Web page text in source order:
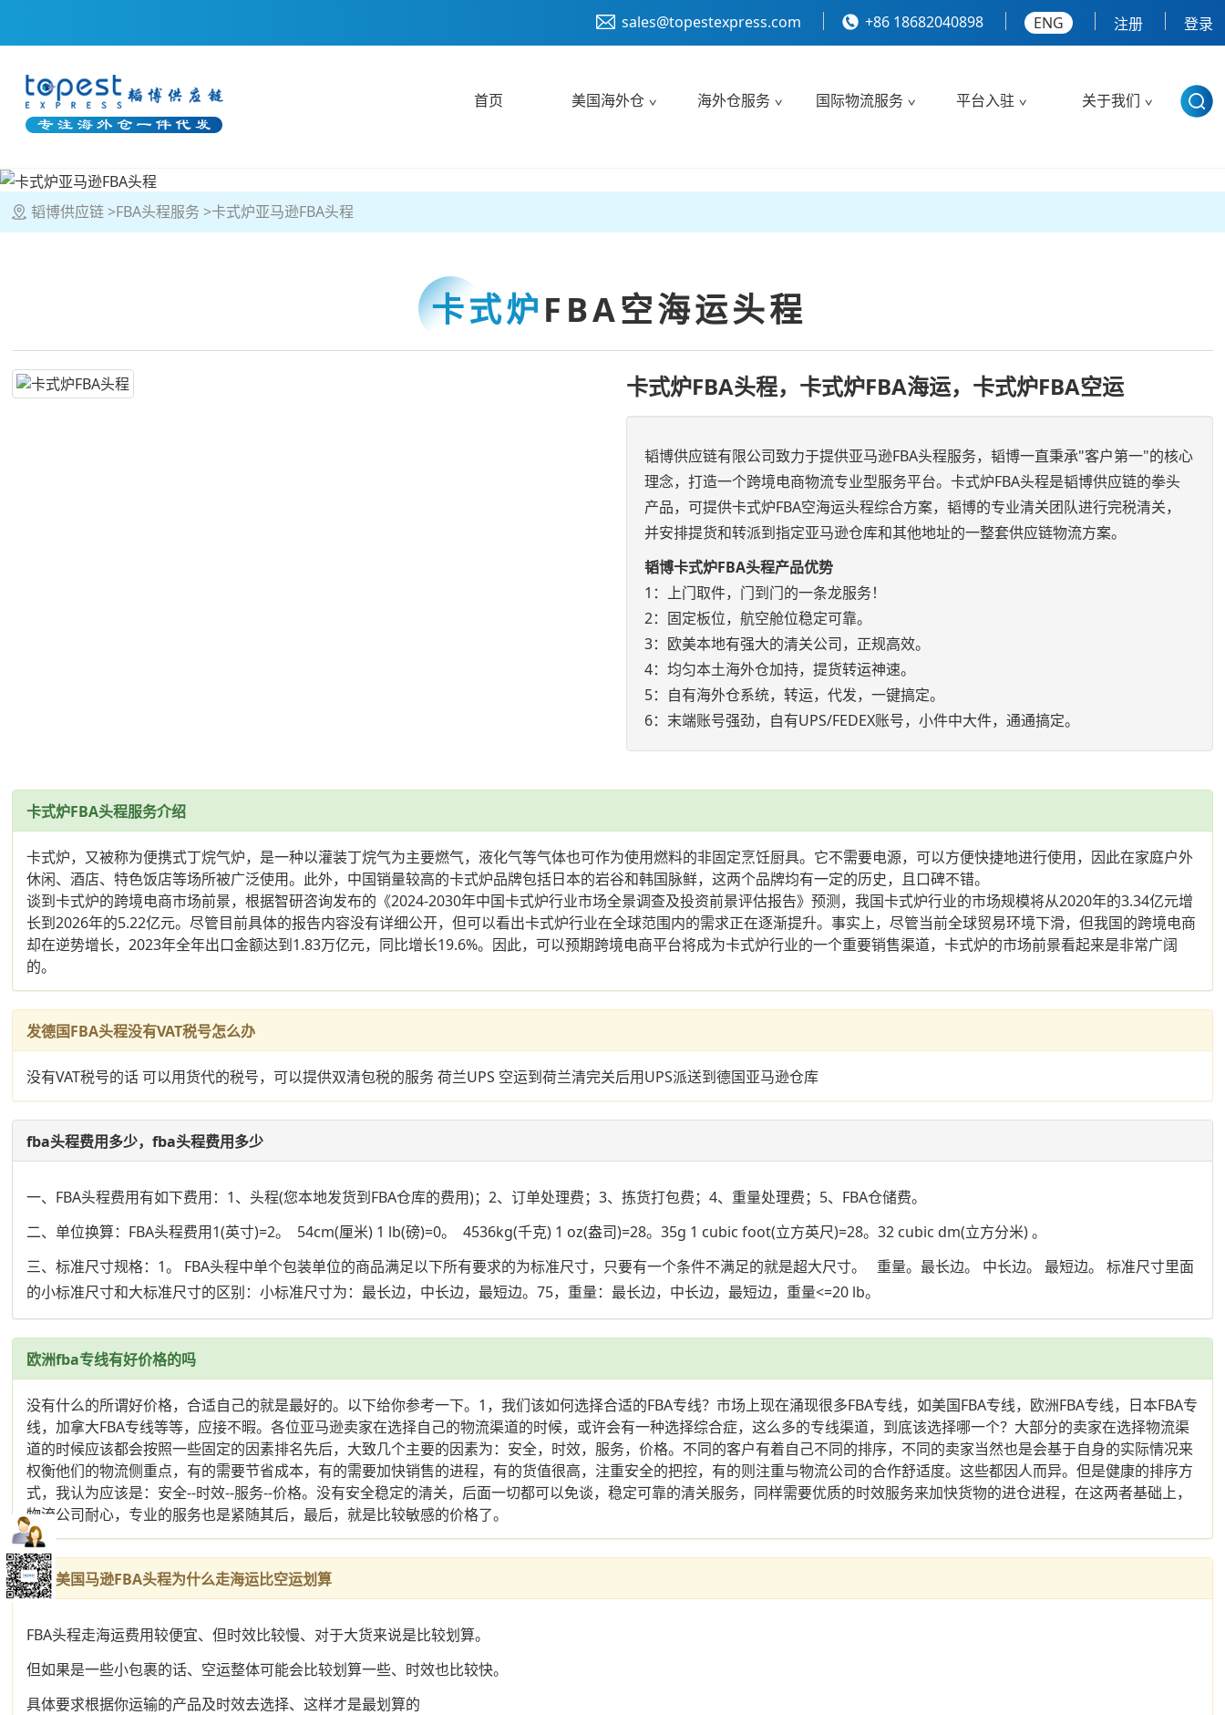
sales@topestexpress.com +86 18682040898 ENG 注册 登录
首页 美国海外仓 海外仓服务 国际物流服务 平台入驻 关于我们
韬博供应链 FBA头程服务 卡式炉亚马逊FBA头程
卡式炉FBA空海运头程
卡式炉FBA头程，卡式炉FBA海运，卡式炉FBA空运
韬博供应链有限公司致力于提供亚马逊FBA头程服务，韬博一直秉承"客户第一"的核心
理念，打造一个跨境电商物流专业型服务平台。卡式炉FBA头程是韬博供应链的拳头
产品，可提供卡式炉FBA空海运头程综合方案，韬博的专业清关团队进行完税清关，
并安排提货和转派到指定亚马逊仓库和其他地址的一整套供应链物流方案。
韬博卡式炉FBA头程产品优势
1：上门取件，门到门的一条龙服务！
2：固定板位，航空舱位稳定可靠。
3：欧美本地有强大的清关公司，正规高效。
4：均匀本土海外仓加持，提货转运神速。
5：自有海外仓系统，转运，代发，一键搞定。
6：末端账号强劲，自有UPS/FEDEX账号，小件中大件，通通搞定。
卡式炉FBA头程服务介绍
卡式炉，又被称为便携式丁烷气炉，是一种以灌装丁烷气为主要燃气，液化气等气体也可作为使用燃料的非固定烹饪厨具。它不需要电源，可以方便快捷地进行使用，因此在家庭户外
休闲、酒店、特色饭店等场所被广泛使用。此外，中国销量较高的卡式炉品牌包括日本的岩谷和韩国脉鲜，这两个品牌均有一定的历史，且口碑不错。
谈到卡式炉的跨境电商市场前景，根据智研咨询发布的《2024-2030年中国卡式炉行业市场全景调查及投资前景评估报告》预测，我国卡式炉行业的市场规模将从2020年的3.34亿元增
长到2026年的5.22亿元。尽管目前具体的报告内容没有详细公开，但可以看出卡式炉行业在全球范围内的需求正在逐渐提升。事实上，尽管当前全球贸易环境下滑，但我国的跨境电商
却在逆势增长，2023年全年出口金额达到1.83万亿元，同比增长19.6%。因此，可以预期跨境电商平台将成为卡式炉行业的一个重要销售渠道，卡式炉的市场前景看起来是非常广阔
的。
发德国FBA头程没有VAT税号怎么办
没有VAT税号的话 可以用货代的税号，可以提供双清包税的服务 荷兰UPS 空运到荷兰清完关后用UPS派送到德国亚马逊仓库
fba头程费用多少，fba头程费用多少
一、FBA头程费用有如下费用：1、头程(您本地发货到FBA仓库的费用)；2、订单处理费；3、拣货打包费；4、重量处理费；5、FBA仓储费。
二、单位换算：FBA头程费用1(英寸)=2。 54cm(厘米) 1 lb(磅)=0。 4536kg(千克) 1 oz(盎司)=28。35g 1 cubic foot(立方英尺)=28。32 cubic dm(立方分米) 。
三、标准尺寸规格：1。 FBA头程中单个包装单位的商品满足以下所有要求的为标准尺寸，只要有一个条件不满足的就是超大尺寸。 重量。最长边。 中长边。 最短边。 标准尺寸里面
的小标准尺寸和大标准尺寸的区别：小标准尺寸为：最长边，中长边，最短边。75，重量：最长边，中长边，最短边，重量<=20 lb。
欧洲fba专线有好价格的吗
没有什么的所谓好价格，合适自己的就是最好的。以下给你参考一下。1，我们该如何选择合适的FBA专线？市场上现在涌现很多FBA专线，如美国FBA专线，欧洲FBA专线，日本FBA专
线，加拿大FBA专线等等，应接不暇。各位亚马逊卖家在选择自己的物流渠道的时候，或许会有一种选择综合症，这么多的专线渠道，到底该选择哪一个？大部分的卖家在选择物流渠
道的时候应该都会按照一些固定的因素排名先后，大致几个主要的因素为：安全，时效，服务，价格。不同的客户有着自己不同的排序，不同的卖家当然也是会基于自身的实际情况来
权衡他们的物流侧重点，有的需要节省成本，有的需要加快销售的进程，有的货值很高，注重安全的把控，有的则注重与物流公司的合作舒适度。这些都因人而异。但是健康的排序方
式，我认为应该是：安全--时效--服务--价格。没有安全稳定的清关，后面一切都可以免谈，稳定可靠的清关服务，同样需要优质的时效服务来加快货物的进仓进程，在这两者基础上，
物流公司耐心，专业的服务也是紧随其后，最后，就是比较敏感的价格了。
出口美国马逊FBA头程为什么走海运比空运划算
FBA头程走海运费用较便宜、但时效比较慢、对于大货来说是比较划算。
但如果是一些小包裹的话、空运整体可能会比较划算一些、时效也比较快。
具体要求根据你运输的产品及时效去选择、这样才是最划算的